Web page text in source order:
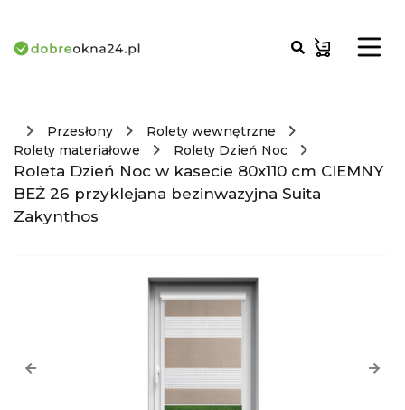
Przesłony
Rolety wewnętrzne
Rolety materiałowe
Rolety Dzień Noc
Roleta Dzień Noc w kasecie 80x110 cm CIEMNY
BEŻ 26 przyklejana bezinwazyjna Suita
Zakynthos